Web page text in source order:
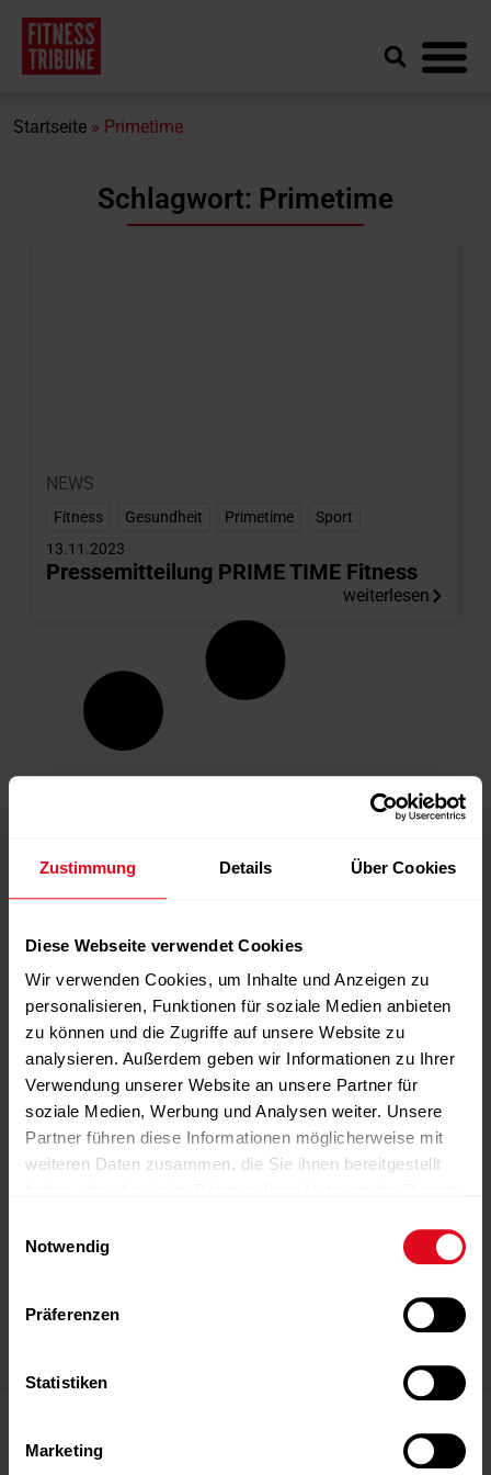
Zustimmung Details Über Cookies
Diese Webseite verwendet Cookies
Wir verwenden Cookies, um Inhalte und Anzeigen zu
personalisieren, Funktionen für soziale Medien anbieten
zu können und die Zugriffe auf unsere Website zu
analysieren. Außerdem geben wir Informationen zu Ihrer
Verwendung unserer Website an unsere Partner für
soziale Medien, Werbung und Analysen weiter. Unsere
Partner führen diese Informationen möglicherweise mit
weiteren Daten zusammen, die Sie ihnen bereitgestellt
Notwendig
Präferenzen
Statistiken
Marketing
Startseite » Primetime
Schlagwort: Primetime
NEWS
Fitness Gesundheit Primetime
Sport
13.11.2023
Pressemitteilung PRIME TIME Fitness
weiterlesen
-Anzeige- -Anzeige-